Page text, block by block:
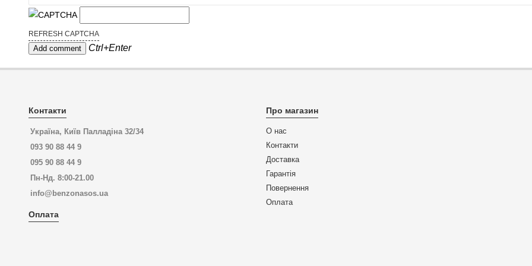
REFRESH CAPTCHA
Ctrl+Enter
Контакти
Україна, Київ Палладіна 32/34
093 90 88 44 9
095 90 88 44 9
Пн-Нд. 8:00-21.00
info@benzonasos.ua
Оплата
Про магазин
О нас
Контакти
Доставка
Гарантія
Повернення
Оплата